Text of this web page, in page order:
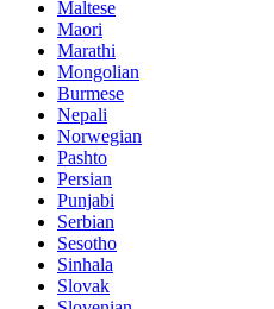
Maltese
Maori
Marathi
Mongolian
Burmese
Nepali
Norwegian
Pashto
Persian
Punjabi
Serbian
Sesotho
Sinhala
Slovak